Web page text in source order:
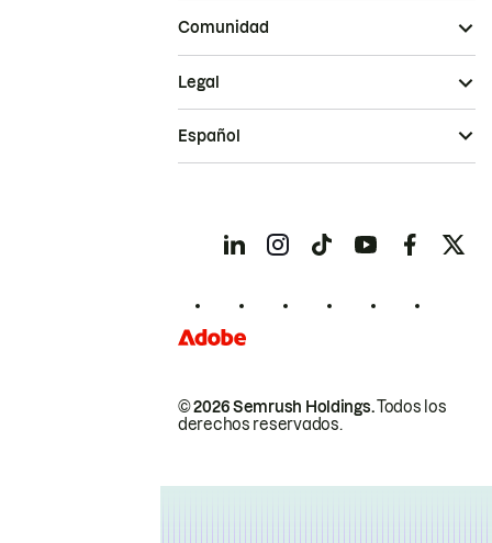
Comunidad
© 2026 Semrush Holdings.Todos los
derechos reservados.
Legal
Español